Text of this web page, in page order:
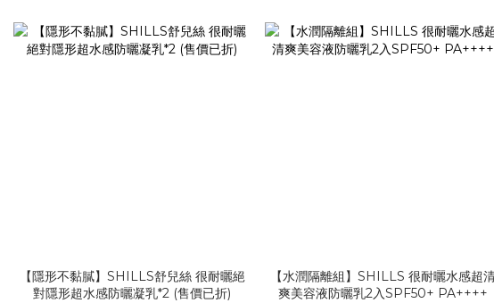
【隱形不黏膩】SHILLS舒兒絲 很耐曬絕
對隱形超水感防曬凝乳*2 (售價已折)
【水潤隔離組】SHILLS 很耐曬水感超
爽美容液防曬乳2入SPF50+ PA++++